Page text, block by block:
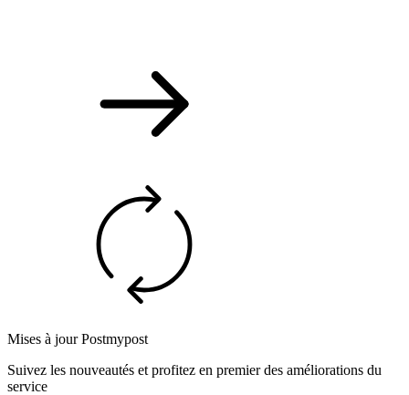
Mises à jour Postmypost
Suivez les nouveautés et profitez en premier des améliorations du
service